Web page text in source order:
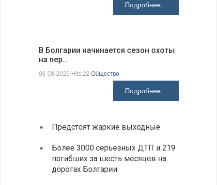
Подробнее...
В Болгарии начинается сезон охоты
на пер…
08-08-2026 Hits:22 Общество
Подробнее...
Предстоят жаркие выходные
Более 3000 серьезных ДТП и 219
погибших за шесть месяцев на
дорогах Болгарии